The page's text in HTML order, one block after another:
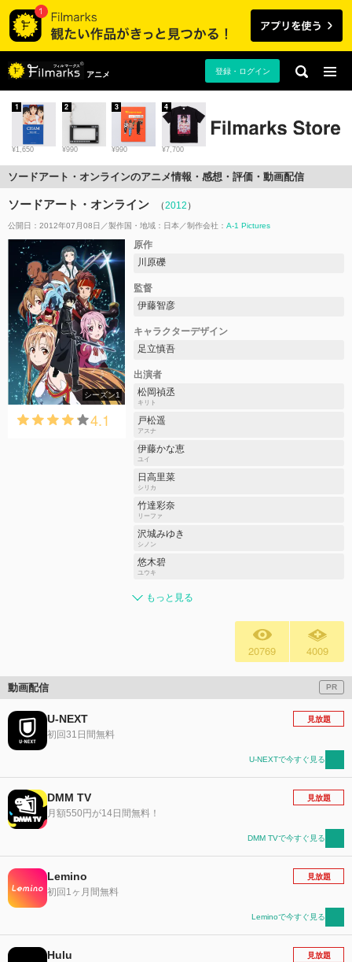
アニメ 登録・ログイン
¥1,650
1
¥990
2
¥990
3
¥7,700
4
ソードアート・オンラインのアニメ情報・感想・評価・動画配信
ソードアート・オンライン （2012 ）
公開日：2012年07月08日 製作国・地域： 日本 制作会社： A-1 Pictures
シーズン1
4.1
原作
川原礫
監督
伊藤智彦
キャラクターデザイン
足立慎吾
出演者
松岡禎丞
キリト
戸松遥
アスナ
伊藤かな恵
ユイ
日高里菜
シリカ
竹達彩奈
リーファ
沢城みゆき
シノン
悠木碧
ユウキ
もっと見る
20769 4009
動画配信 PR
U-NEXT
初回31日間無料
見放題
U-NEXTで今すぐ見る
DMM TV
月額550円が14日間無料！
見放題
DMM TVで今すぐ見る
Lemino
初回1ヶ月間無料
見放題
Leminoで今すぐ見る
Hulu 見放題